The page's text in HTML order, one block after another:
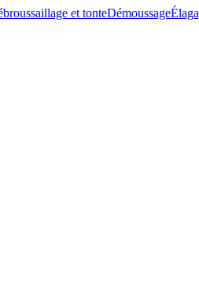
et tonteDémoussage